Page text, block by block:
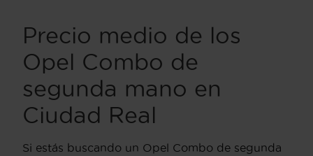
Precio medio de los
Opel Combo de
segunda mano en
Ciudad Real
Si estás buscando un Opel Combo de segunda